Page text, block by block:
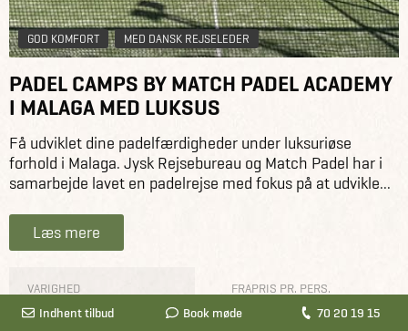
GOD KOMFORT MED DANSK REJSELEDER
PADEL CAMPS BY MATCH PADEL ACADEMY
I MALAGA MED LUKSUS
Få udviklet dine padelfærdigheder under luksuriøse
forhold i Malaga. Jysk Rejsebureau og Match Padel har i
samarbejde lavet en padelrejse med fokus på at udvikle...
Læs mere
VARIGHED
5 DAGE
FRAPRIS PR. PERS.
FRA 8.950,-
Indhent tilbud Book møde 70 20 19 15